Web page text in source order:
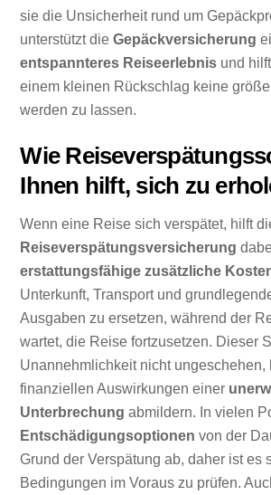
sie die Unsicherheit rund um
unterstützt dieGepäckversicherung
entspannteres Reiseerlebnis und
einem kleinen Rückschlag keine
werden zu lassen.
Wie
Ihnen hilft, sich zu
Wenn eine Reise sich verspätet, hilft
Reiseverspätungsversicherung
erstattungsfähige zusätzliche
Unterkunft, Transport und
Ausgaben zu ersetzen, während der
wartet, die Reise fortzusetzen. Dieser
Unannehmlichkeit nicht ungeschehen,
finanziellen Auswirkungen einer
Unterbrechung abmildern. In vielen
Entschädigungsoptionen von der
Grund der Verspätung ab, daher ist es
Bedingungen im Voraus zu prüfen.